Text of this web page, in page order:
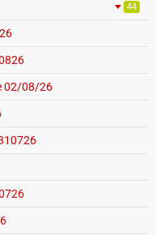
44
02/08/26